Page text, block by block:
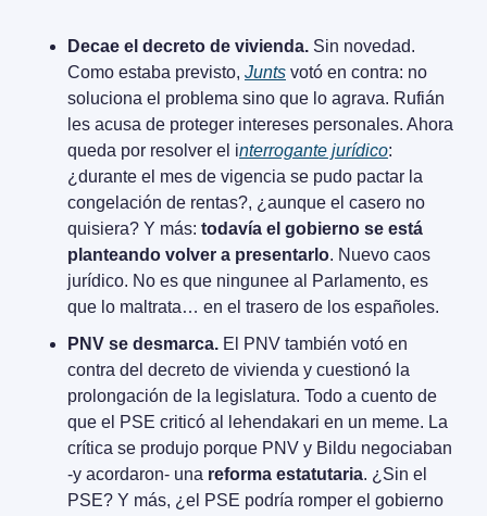
Decae el decreto de vivienda. Sin novedad.
Como estaba previsto, Junts votó en contra: no
soluciona el problema sino que lo agrava. Rufián
les acusa de proteger intereses personales. Ahora
queda por resolver el interrogante jurídico:
¿durante el mes de vigencia se pudo pactar la
congelación de rentas?, ¿aunque el casero no
quisiera? Y más: todavía el gobierno se está
planteando volver a presentarlo. Nuevo caos
jurídico. No es que ningunee al Parlamento, es
que lo maltrata… en el trasero de los españoles.
PNV se desmarca. El PNV también votó en
contra del decreto de vivienda y cuestionó la
prolongación de la legislatura. Todo a cuento de
que el PSE criticó al lehendakari en un meme. La
crítica se produjo porque PNV y Bildu negociaban
-y acordaron- una reforma estatutaria. ¿Sin el
PSE? Y más, ¿el PSE podría romper el gobierno